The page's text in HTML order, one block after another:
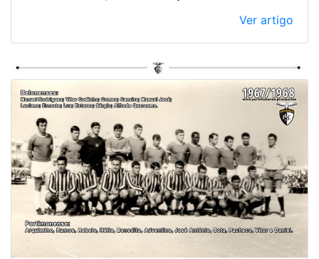
Ver artigo